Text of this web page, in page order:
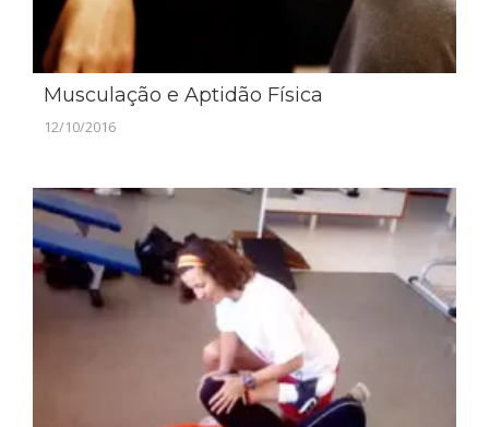
Musculação e Aptidão Física
12/10/2016